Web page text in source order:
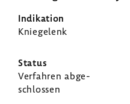
Knie­ge­lenk
Verfahren abge­
schlossen